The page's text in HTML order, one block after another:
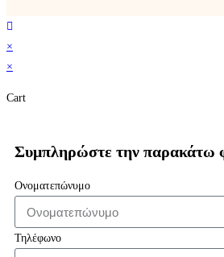
×
×
Cart
Συμπληρώστε την παρακάτω
Ονοματεπώνυμο
Τηλέφωνο